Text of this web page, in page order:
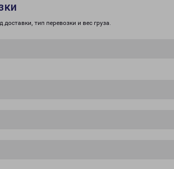
тип перевозки и вес груза.